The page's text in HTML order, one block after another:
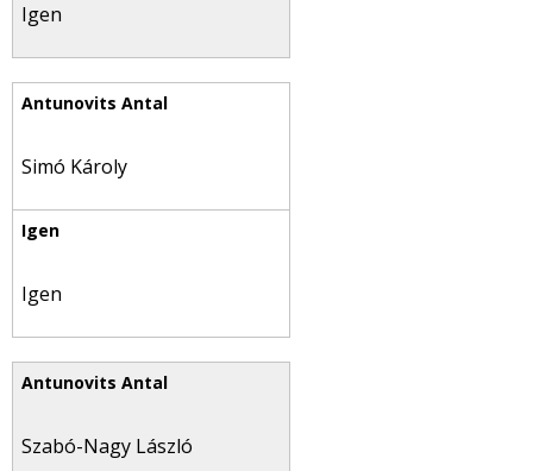
Igen
Simó Károly
Igen
Szabó-Nagy László